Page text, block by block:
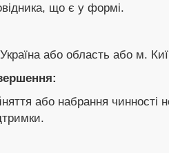
що є у формі.
або область або м.
або набрання